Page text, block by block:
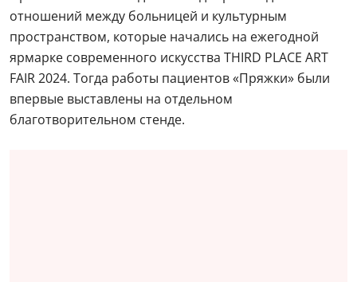
отношений между больницей и культурным
пространством, которые начались на ежегодной
ярмарке современного искусства THIRD PLACE ART
FAIR 2024. Тогда работы пациентов «Пряжки» были
впервые выставлены на отдельном
благотворительном стенде.